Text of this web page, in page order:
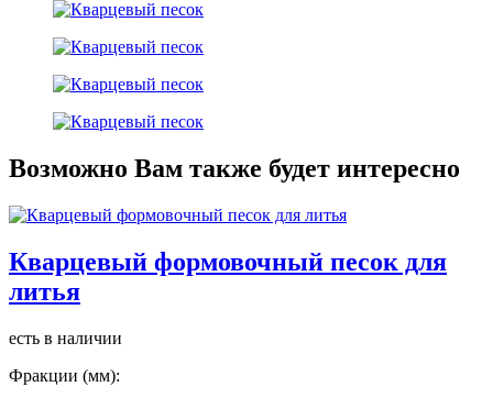
Возможно Вам также будет интересно
Кварцевый формовочный песок для
литья
есть в наличии
Фракции (мм):